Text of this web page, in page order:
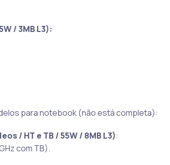
/ 3MB L3):
para notebook (não está completa):
/ HT e TB / 55W / 8MB L3):
com TB).